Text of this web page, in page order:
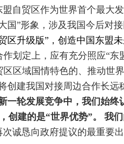
盟自贸区作为世界首个最大
国”形象，涉及我国今后对
区升级版”，创造中国东盟
划定上，应有充分照应“
区域国情特色的、推动世
创建我国对接周边合作长远
一轮发展竞争中，我们始
创建的是“世界优势”。 我
诚恳向政府提议的最重要